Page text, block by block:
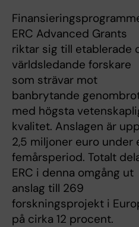
ERC Advanced Grants
riktar sig till etablerade
världsledande forskare
som strävar mot
banbrytande
med högsta
kvalitet. Anslagen är
2,5 miljoner euro under
femårsperiod. Totalt
ERC i denna omgång ut
anslag till 269
forskningsprojekt i
på cirka 12 procent.